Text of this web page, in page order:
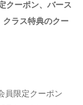
クーポン、バース
クラス特典のクー
員限定クーポン